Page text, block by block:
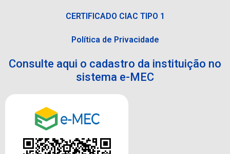
CERTIFICADO CIAC TIPO 1
Política de Privacidade
Consulte aqui o cadastro da instituição no
sistema e-MEC